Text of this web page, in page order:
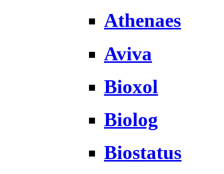
Athenaes
Aviva
Bioxol
Biolog
Biostatus